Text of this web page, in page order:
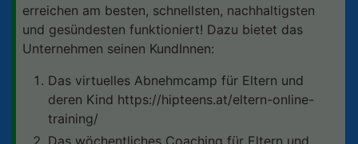
erreichen am besten, schnellsten, nachhaltigsten
und gesündesten funktioniert! Dazu bietet das
Unternehmen seinen KundInnen:
Das virtuelles Abnehmcamp für Eltern und
deren Kind https://hipteens.at/eltern-online-
training/
Das wöchentliches Coaching für Eltern und